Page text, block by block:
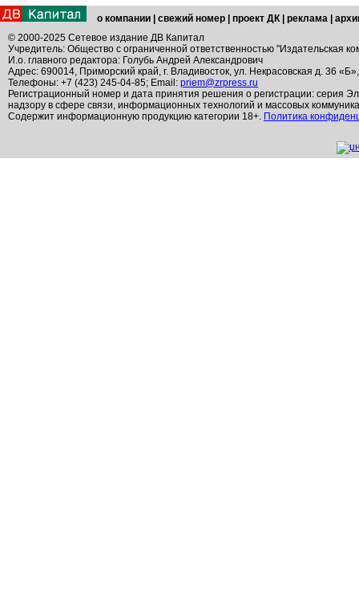
о компании свежий номер проект ДК реклама
© 2000-2025 Сетевое издание ДВ Капитал
Учредитель: Общество с ограниченной ответственностью "Издательская
И.о. главного редактора: Голубь Андрей Александрович
Адрес: 690014, Приморский край, г. Владивосток, ул. Некрасовская д. 36
Телефоны: +7 (423) 245-04-85; Email: priem@zrpress.ru
Регистрационный номер и дата принятия решения о регистрации: серия
надзору в сфере связи, информационных технологий и массовых
Содержит информационную продукцию категории 18+. Политика